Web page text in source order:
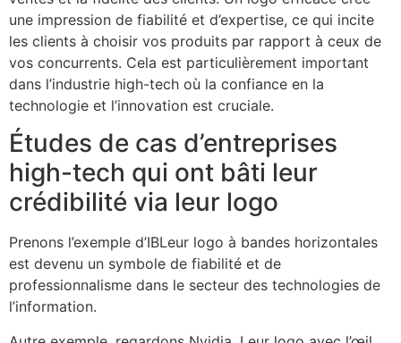
une impression de fiabilité et d’expertise, ce qui incite
les clients à choisir vos produits par rapport à ceux de
vos concurrents. Cela est particulièrement important
dans l’industrie high-tech où la confiance en la
technologie et l’innovation est cruciale.
Études de cas d’entreprises
high-tech qui ont bâti leur
crédibilité via leur logo
Prenons l’exemple d’IBLeur logo à bandes horizontales
est devenu un symbole de fiabilité et de
professionnalisme dans le secteur des technologies de
l’information.